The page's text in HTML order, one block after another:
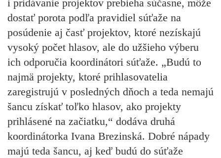
i pridávanie projektov prebieha súčasne, môže
dostať porota podľa pravidiel súťaže na
posúdenie aj časť projektov, ktoré nezískajú
vysoký počet hlasov, ale do užšieho výberu
ich odporučia koordinátori súťaže. „Budú to
najmä projekty, ktoré prihlasovatelia
zaregistrujú v posledných dňoch a teda nemajú
šancu získať toľko hlasov, ako projekty
prihlásené na začiatku,“ dodáva druhá
koordinátorka Ivana Brezinská. Dobré nápady
majú teda šancu, aj keď budú do súťaže